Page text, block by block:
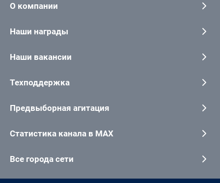
О компании
Наши награды
Наши вакансии
Техподдержка
Предвыборная агитация
Статистика канала в MAX
Все города сети